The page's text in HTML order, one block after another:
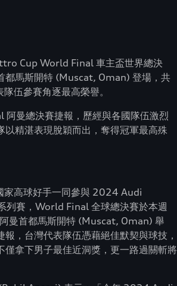
Cup World Final 車主盃世界總決
都馬斯開特 (Muscat, Oman) 登場，共
伍參賽角逐最高榮譽。
曼總決賽捷報，歷經與各國隊伍激烈
以精湛表現脫穎而出，奪得冠軍最高殊
家高球好手一同參與 2024 Audi
列賽，World Final 全球總決賽於本週
曼首都馬斯開特 (Muscat, Oman) 舉
，台灣代表隊伍憑藉絕佳默契與球技，
僅拿下男子最佳近洞獎，更一路過關斬將